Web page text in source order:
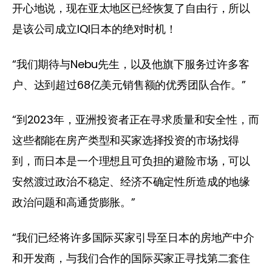
开心地说，现在亚太地区已经恢复了自由行，所以
是该公司成立IQI日本的绝对时机！
“我们期待与Nebu先生，以及他旗下服务过许多客
户、达到超过68亿美元销售额的优秀团队合作。”
“到2023年，亚洲投资者正在寻求质量和安全性，而
这些都能在房产类型和买家选择投资的市场找得
到，而日本是一个理想且可负担的避险市场，可以
安然渡过政治不稳定、经济不确定性所造成的地缘
政治问题和高通货膨胀。”
“我们已经将许多国际买家引导至日本的房地产中介
和开发商，与我们合作的国际买家正寻找第二套住